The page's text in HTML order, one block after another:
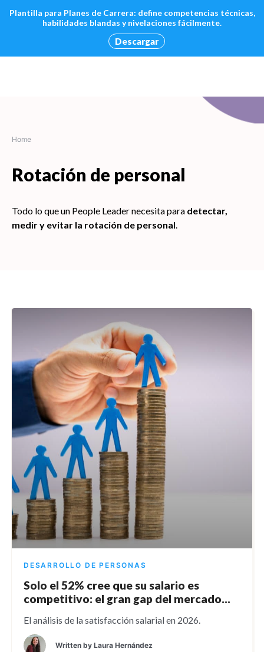
Plantilla para Planes de Carrera: define competencias técnicas,
habilidades blandas y nivelaciones fácilmente.
Descargar
Home
Rotación de personal
Todo lo que un People Leader necesita para detectar,
medir y evitar la rotación de personal.
DESARROLLO DE PERSONAS
Solo el 52% cree que su salario es
competitivo: el gran gap del mercado
El análisis de la satisfacción salarial en 2026.
Written by Laura Hernández